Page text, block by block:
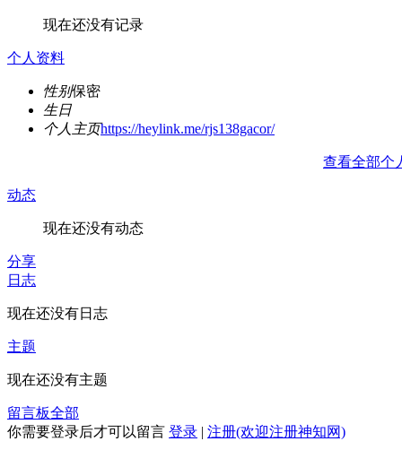
现在还没有记录
个人资料
性别保密
生日
个人主页https://heylink.me/rjs138gacor/
查看全部个
动态
现在还没有动态
分享
日志
现在还没有日志
主题
现在还没有主题
留言板全部
你需要登录后才可以留言 登录 | 注册(欢迎注册神知网)